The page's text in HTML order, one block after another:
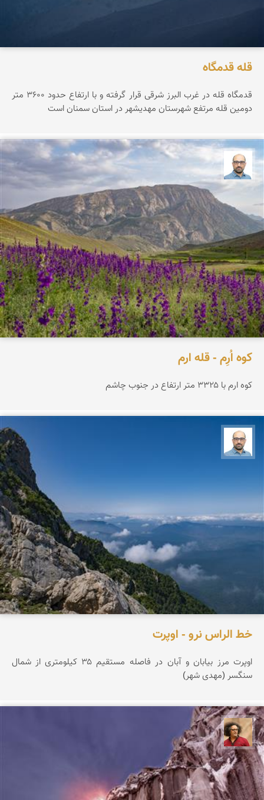
قله قدمگاه
قدمگاه قله در غرب البرز شرقی قرار گرفته و با ارتفاع حدود ۳۶0۰ متر
دومین قله مرتفع شهرستان مهدیشهر در استان سمنان است
کوه اُرِم - قله ارم
کوه ارم با ۳۳۲۵ متر ارتفاع در جنوب چاشم
خط الراس نرو - اوپرت
اوپرت مرز بیابان و آبان در فاصله مستقیم ۳۵ کیلومتری از شمال
سنگسر (مهدی شهر)
مصطفی ربیعی بهشتی